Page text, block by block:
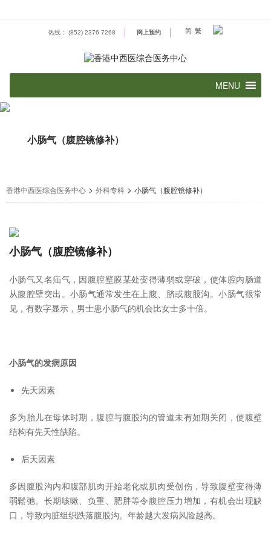
热线： (852) 2376 7268 网上预约 简 繁
小肠气（腹腔镜修补）
香港中西医综合医务中心 > 外科专科 > 小肠气（腹腔镜修补）
小肠气（腹腔镜修补）
小肠气又名疝气，因腹腔壁膜某处变得薄弱或穿破，使体腔内肠道
从腹腔壁突出。小肠气通常发生在上腹、脐或腹股沟。小肠气很常
见，有数字显示，男士患小肠气的机会比女士多十倍。
小肠气的发病原因
先天因素
多为胎儿在母体时期，腹腔与腹股沟的管道未有如期关闭，使腹壁
结构有先天性缺陷。
后天因素
多因腹股沟内和腹部肌肉开始老化或肌肉受创伤，导致腹壁变得薄
弱鬆弛。长期咳嗽、负重、肥胖等令腹腔压力增加，有机会出现缺
口，导致内脏组织跌落腹股沟。年龄越大发病风险越高。